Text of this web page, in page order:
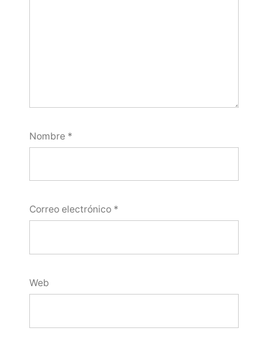
Nombre *
Correo electrónico *
Web